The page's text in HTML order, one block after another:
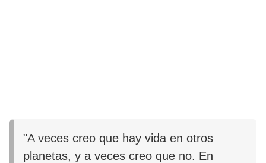
"A veces creo que hay vida en otros
planetas, y a veces creo que no. En